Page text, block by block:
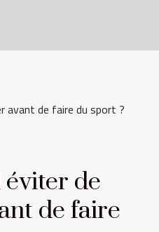
avant de faire du sport ?
de
de faire